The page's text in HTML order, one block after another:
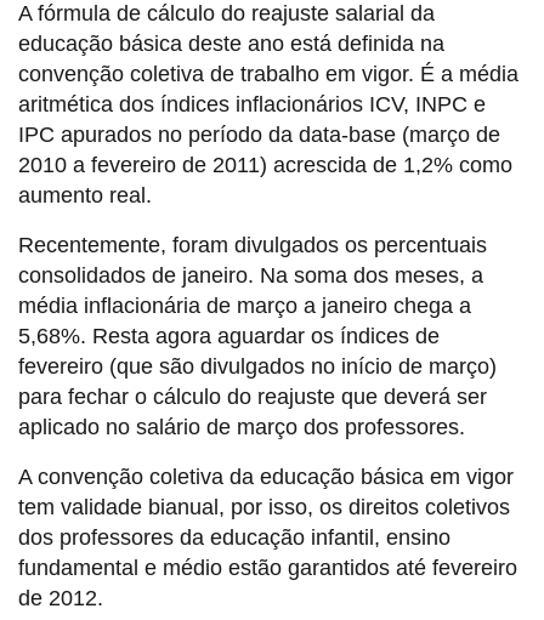
A fórmula de cálculo do reajuste salarial da
educação básica deste ano está definida na
convenção coletiva de trabalho em vigor. É a média
aritmética dos índices inflacionários ICV, INPC e
IPC apurados no período da data-base (março de
2010 a fevereiro de 2011) acrescida de 1,2% como
aumento real.
Recentemente, foram divulgados os percentuais
consolidados de janeiro. Na soma dos meses, a
média inflacionária de março a janeiro chega a
5,68%. Resta agora aguardar os índices de
fevereiro (que são divulgados no início de março)
para fechar o cálculo do reajuste que deverá ser
aplicado no salário de março dos professores.
A convenção coletiva da educação básica em vigor
tem validade bianual, por isso, os direitos coletivos
dos professores da educação infantil, ensino
fundamental e médio estão garantidos até fevereiro
de 2012.